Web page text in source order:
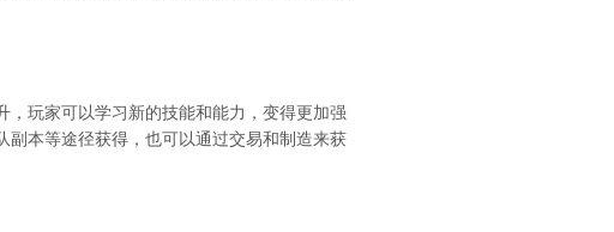
玩家可以学习新的技能和能力，变得更加强
本等途径获得，也可以通过交易和制造来获